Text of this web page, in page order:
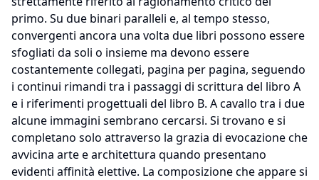
primo. Su due binari paralleli e, al tempo stesso,
convergenti ancora una volta due libri possono essere
sfogliati da soli o insieme ma devono essere
costantemente collegati, pagina per pagina, seguendo
i continui rimandi tra i passaggi di scrittura del libro A
e i riferimenti progettuali del libro B. A cavallo tra i due
alcune immagini sembrano cercarsi. Si trovano e si
completano solo attraverso la grazia di evocazione che
avvicina arte e architettura quando presentano
evidenti affinità elettive. La composizione che appare si